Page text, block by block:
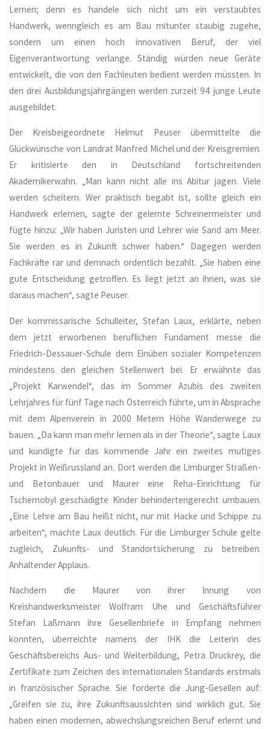
Lernen; denn es handele sich nicht um ein verstaubtes
Handwerk, wenngleich es am Bau mitunter staubig zugehe,
sondern um einen hoch innovativen Beruf, der viel
Eigenverantwortung verlange. Ständig würden neue Geräte
entwickelt, die von den Fachleuten bedient werden müssten. In
den drei Ausbildungsjahrgängen werden zurzeit 94 junge Leute
ausgebildet.
Der Kreisbeigeordnete Helmut Peuser übermittelte die
Glückwünsche von Landrat Manfred Michel und der Kreisgremien.
Er kritisierte den in Deutschland fortschreitenden
Akademikerwahn. „Man kann nicht alle ins Abitur jagen. Viele
werden scheitern. Wer praktisch begabt ist, sollte gleich ein
Handwerk erlernen, sagte der gelernte Schreinermeister und
fügte hinzu: „Wir haben Juristen und Lehrer wie Sand am Meer.
Sie werden es in Zukunft schwer haben.“ Dagegen werden
Fachkräfte rar und demnach ordentlich bezahlt. „Sie haben eine
gute Entscheidung getroffen. Es liegt jetzt an ihnen, was sie
daraus machen“, sagte Peuser.
Der kommissarische Schulleiter, Stefan Laux, erklärte, neben
dem jetzt erworbenen beruflichen Fundament messe die
Friedrich-Dessauer-Schule dem Einüben sozialer Kompetenzen
mindestens den gleichen Stellenwert bei. Er erwähnte das
„Projekt Karwendel“, das im Sommer Azubis des zweiten
Lehrjahres für fünf Tage nach Österreich führte, um in Absprache
mit dem Alpenverein in 2000 Metern Höhe Wanderwege zu
bauen. „Da kann man mehr lernen als in der Theorie“, sagte Laux
und kündigte für das kommende Jahr ein zweites mutiges
Projekt in Weißrussland an. Dort werden die Limburger Straßen-
und Betonbauer und Maurer eine Reha-Einrichtung für
Tschernobyl geschädigte Kinder behindertengerecht umbauen.
„Eine Lehre am Bau heißt nicht, nur mit Hacke und Schippe zu
arbeiten“, machte Laux deutlich. Für die Limburger Schule gelte
zugleich, Zukunfts- und Standortsicherung zu betreiben.
Anhaltender Applaus.
Nachdem die Maurer von ihrer Innung von
Kreishandwerksmeister Wolfram Uhe und Geschäftsführer
Stefan Laßmann ihre Gesellenbriefe in Empfang nehmen
konnten, überreichte namens der IHK die Leiterin des
Geschäftsbereichs Aus- und Weiterbildung, Petra Druckrey, die
Zertifikate zum Zeichen des internationalen Standards erstmals
in französischer Sprache. Sie forderte die Jung-Gesellen auf:
„Greifen sie zu, ihre Zukunftsaussichten sind wirklich gut. Sie
haben einen modernen, abwechslungsreichen Beruf erlernt und